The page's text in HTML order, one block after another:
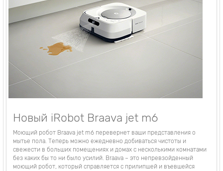
Новый iRobot Braava jet m6
Моющий робот Braava jet m6 перевернет ваши представления о
мытье пола. Теперь можно ежедневно добиваться чистоты и
свежести в больших помещениях и домах с несколькими комнатами
без каких бы то ни было усилий. Braava – это непревзойденный
моющий робот, который справляется с прилипшей и въевшейся